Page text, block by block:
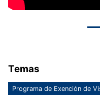
Temas
Programa de Exención de